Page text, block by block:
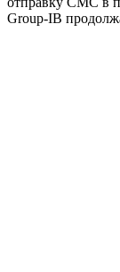
Group-IB